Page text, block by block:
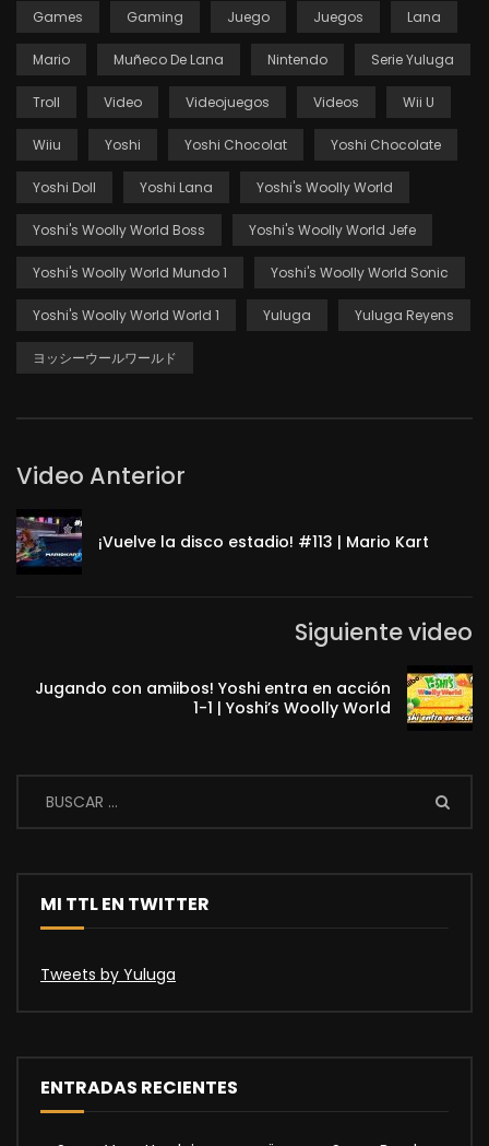
Games Gaming Juego Juegos Lana
Mario Muñeco De Lana Nintendo Serie Yuluga
Troll Video Videojuegos Videos Wii U
Wiiu Yoshi Yoshi Chocolat Yoshi Chocolate
Yoshi Doll Yoshi Lana Yoshi's Woolly World
Yoshi's Woolly World Boss Yoshi's Woolly World Jefe
Yoshi's Woolly World Mundo 1 Yoshi's Woolly World Sonic
Yoshi's Woolly World World 1 Yuluga Yuluga Reyens
ヨッシーウールワールド
Video Anterior
¡Vuelve la disco estadio! #113 | Mario Kart
Siguiente video
Jugando con amiibos! Yoshi entra en acción
1-1 | Yoshi’s Woolly World
MI TTL EN TWITTER
Tweets by Yuluga
ENTRADAS RECIENTES